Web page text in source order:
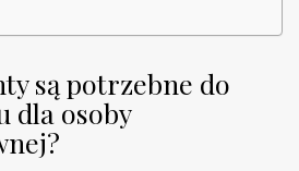
są potrzebne do
dla osoby